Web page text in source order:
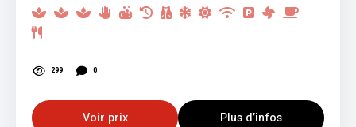
299 0
Voir prix Plus d’infos